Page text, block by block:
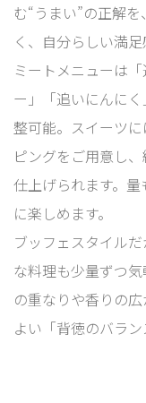
む“うまい”の正解
く、自分らしい満
ミートメニューは
ー」「追いにんに
整可能。スイーツ
ピングをご用意し
仕上げられます。
に楽しめます。
ブッフェスタイル
な料理も少量ずつ
の重なりや香りの
よい「背徳のバラン